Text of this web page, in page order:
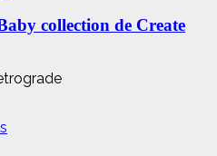
collection de Create